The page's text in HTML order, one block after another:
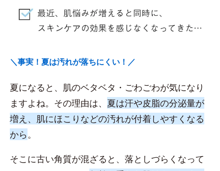
＼事実！夏は汚れが落ちにくい！／
夏になると、肌のベタベタ・ごわごわが気になり
ますよね。その理由は、 夏は汗や皮脂の分泌量が
増え、肌にほこりなどの汚れが付着しやすくなる
から 。
そこに古い角質が混ざると、落としづらくなって